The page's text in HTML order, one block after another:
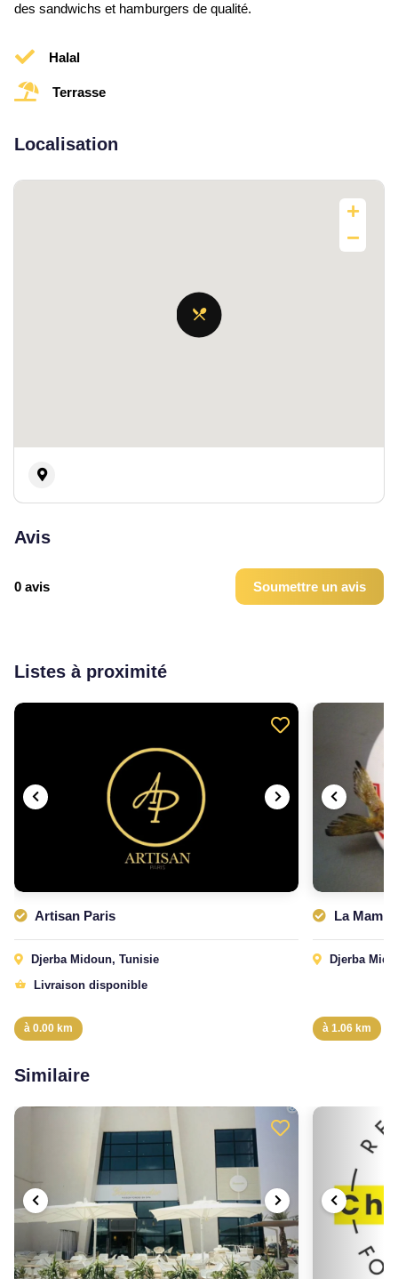
des sandwichs et hamburgers de qualité.
Halal
Terrasse
Localisation
Avis
0 avis Soumettre un avis
Listes à proximité
Artisan Paris
Djerba Midoun, Tunisie
Livraison disponible
à 0.00 km
La
Djerba
à 1.06 km
Similaire